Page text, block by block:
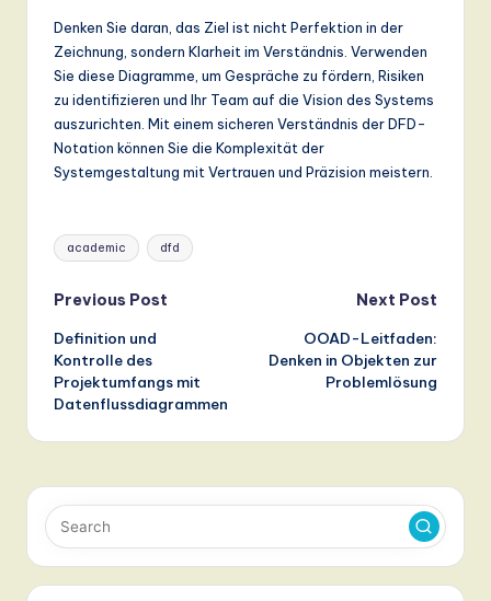
Denken Sie daran, das Ziel ist nicht Perfektion in der
Zeichnung, sondern Klarheit im Verständnis. Verwenden
Sie diese Diagramme, um Gespräche zu fördern, Risiken
zu identifizieren und Ihr Team auf die Vision des Systems
auszurichten. Mit einem sicheren Verständnis der DFD-
Notation können Sie die Komplexität der
Systemgestaltung mit Vertrauen und Präzision meistern.
Tags:
academic dfd
Post
navigation
Previous Post
Definition und
Kontrolle des
Projektumfangs mit
Datenflussdiagrammen
Next Post
OOAD-Leitfaden:
Denken in Objekten zur
Problemlösung